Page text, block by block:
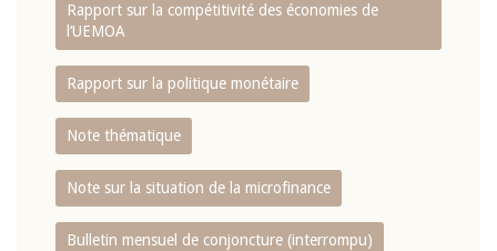
Rapport sur la compétitivité des économies de
l‘UEMOA
Rapport sur la politique monétaire
Note thématique
Note sur la situation de la microfinance
Bulletin mensuel de conjoncture (interrompu)